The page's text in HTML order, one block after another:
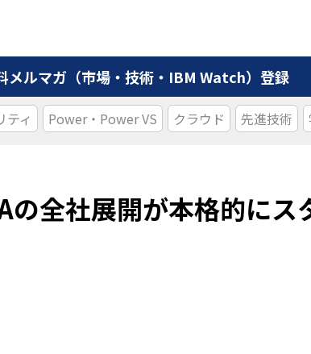
メルマガ（市場・技術・IBM Watch）登録
ティ Power・Power VS クラウド 先進技術
全社展開が本格的にス